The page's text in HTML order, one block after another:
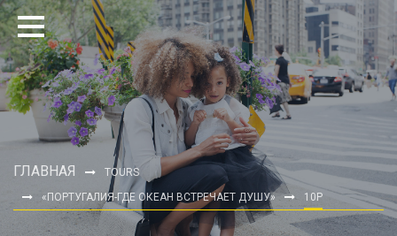
ГЛАВНАЯ
TOURS
«ПОРТУГАЛИЯ-ГДЕ ОКЕАН ВСТРЕЧАЕТ ДУШУ»
10P